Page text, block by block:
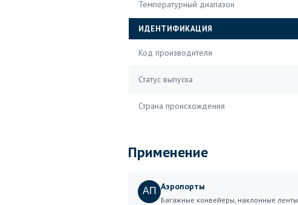
Температурный диапазон
ИДЕНТИФИКАЦИЯ
Код производителя
Статус выпуска
Страна происхождения
Применение
АП Аэропорты
Багажные конвейеры, наклонные ленты